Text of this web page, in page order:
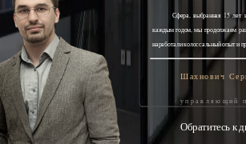
Сфера, выбранная 15 лет
каждым годом, мы продолжаем
наработали колоссальный опыт и
Шахнович
управляющий
Обратитесь к